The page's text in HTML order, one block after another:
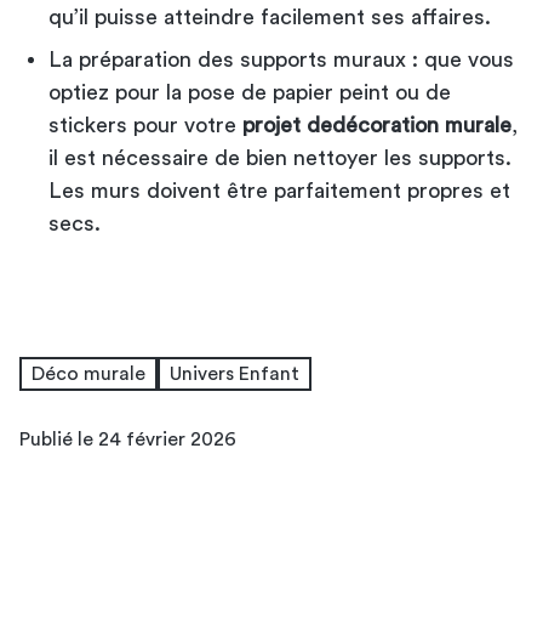
qu’il puisse atteindre facilement ses affaires.
La préparation des supports muraux : que vous
optiez pour la pose de papier peint ou de
stickers pour votre projet dedécoration murale
il est nécessaire de bien nettoyer les supports.
Les murs doivent être parfaitement propres et
secs.
Déco murale Univers Enfant
Publié le 24 février 2026